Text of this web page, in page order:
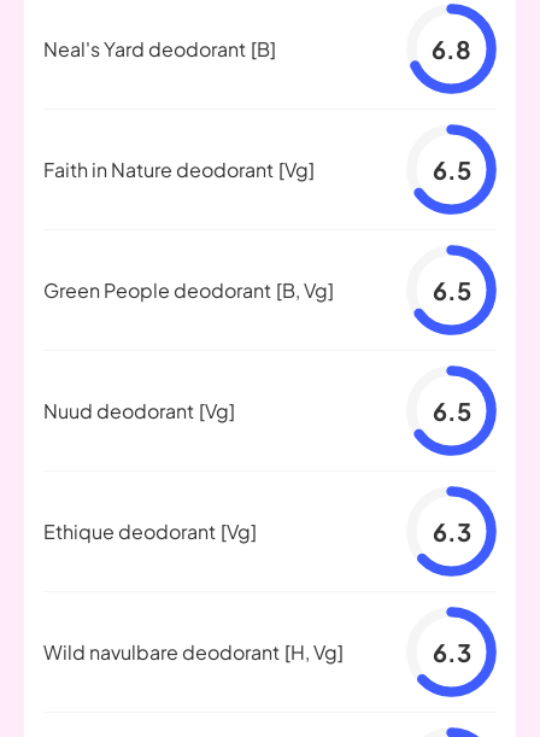
Neal's Yard deodorant [B] 6.8
Faith in Nature deodorant [Vg] 6.5
Green People deodorant [B, Vg] 6.5
Nuud deodorant [Vg] 6.5
Ethique deodorant [Vg] 6.3
Wild navulbare deodorant [H, Vg] 6.3